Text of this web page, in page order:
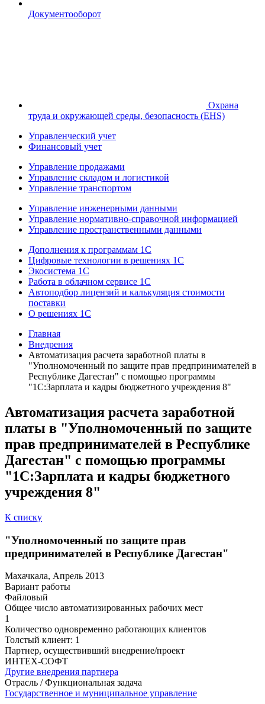
Документооборот
Охрана
труда и окружающей среды, безопасность (EHS)
Управленческий учет
Финансовый учет
Управление продажами
Управление складом и логистикой
Управление транспортом
Управление инженерными данными
Управление нормативно-справочной информацией
Управление пространственными данными
Дополнения к программам 1С
Цифровые технологии в решениях 1С
Экосистема 1С
Работа в облачном сервисе 1С
Автоподбор лицензий и калькуляция стоимости
поставки
О решениях 1С
Главная
Внедрения
Автоматизация расчета заработной платы в
"Уполномоченный по защите прав предпринимателей в
Республике Дагестан" с помощью программы
"1С:Зарплата и кадры бюджетного учреждения 8"
Автоматизация расчета заработной
платы в "Уполномоченный по защите
прав предпринимателей в Республике
Дагестан" с помощью программы
"1С:Зарплата и кадры бюджетного
учреждения 8"
К списку
"Уполномоченный по защите прав
предпринимателей в Республике Дагестан"
Махачкала, Апрель 2013
Вариант работы
Файловый
Общее число автоматизированных рабочих мест
1
Количество одновременно работающих клиентов
Толстый клиент: 1
Партнер, осуществивший внедрение/проект
ИНТЕХ-СОФТ
Другие внедрения партнера
Отрасль / Функциональная задача
Государственное и муниципальное управление